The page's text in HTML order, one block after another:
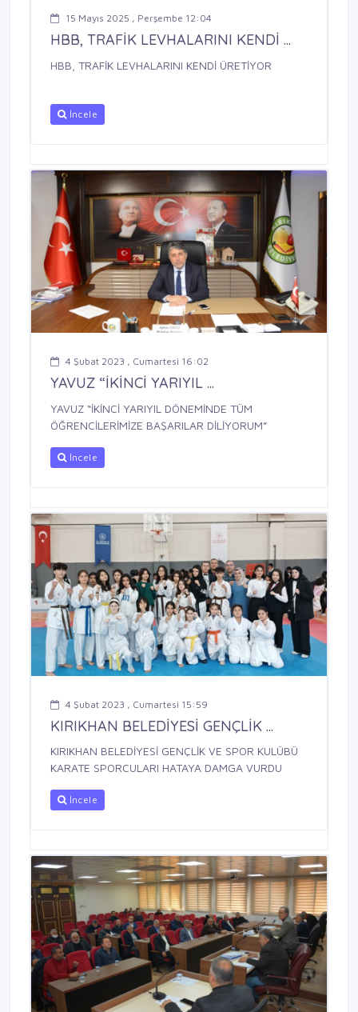
15 Mayıs 2025 , Perşembe 12:04
HBB, TRAFİK LEVHALARINI KENDİ ...
HBB, TRAFİK LEVHALARINI KENDİ ÜRETİYOR
İncele
4 Şubat 2023 , Cumartesi 16:02
YAVUZ “İKİNCİ YARIYIL ...
YAVUZ “İKİNCİ YARIYIL DÖNEMİNDE TÜM
ÖĞRENCİLERİMİZE BAŞARILAR DİLİYORUM”
İncele
4 Şubat 2023 , Cumartesi 15:59
KIRIKHAN BELEDİYESİ GENÇLİK ...
KIRIKHAN BELEDİYESİ GENÇLİK VE SPOR KULÜBÜ
KARATE SPORCULARI HATAYA DAMGA VURDU
İncele